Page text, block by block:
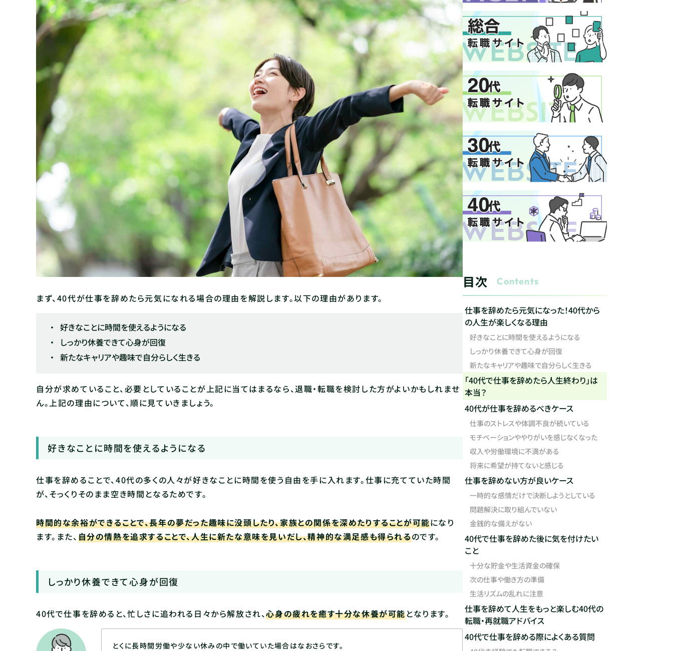
まず、40代が仕事を辞めたら元気になれる場合の理由を解説します。以下の理由があります。
好きなことに時間を使えるようになる
しっかり休養できて心身が回復
新たなキャリアや趣味で自分らしく生きる
自分が求めていること、必要としていることが上記に当てはまるなら、退職・転職を検討した方がよいかもしれませ
ん。上記の理由について、順に見ていきましょう。
好きなことに時間を使えるようになる
仕事を辞めることで、40代の多くの人々が好きなことに時間を使う自由を手に入れます。仕事に充てていた時間
が、そっくりそのまま空き時間となるためです。
時間的な余裕ができることで、長年の夢だった趣味に没頭したり、家族との関係を深めたりすることが可能になり
ます。また、自分の情熱を追求することで、人生に新たな意味を見いだし、精神的な満足感も得られるのです。
しっかり休養できて心身が回復
40代で仕事を辞めると、忙しさに追われる日々から解放され、心身の疲れを癒す十分な休養が可能となります。
とくに長時間労働や少ない休みの中で働いていた場合はなおさらです。
目次 Contents
仕事を辞めたら元気になった！40代から
の人生が楽しくなる理由
好きなことに時間を使えるようになる
しっかり休養できて心身が回復
新たなキャリアや趣味で自分らしく生きる
「40代で仕事を辞めたら人生終わり」は
本当？
40代が仕事を辞めるべきケース
仕事のストレスや体調不良が続いている
モチベーションややりがいを感じなくなった
収入や労働環境に不満がある
将来に希望が持てないと感じる
仕事を辞めない方が良いケース
一時的な感情だけで決断しようとしている
問題解決に取り組んでいない
金銭的な備えがない
40代で仕事を辞めた後に気を付けたい
こと
十分な貯金や生活資金の確保
次の仕事や働き方の準備
生活リズムの乱れに注意
仕事を辞めて人生をもっと楽しむ40代の
転職・再就職アドバイス
40代で仕事を辞める際によくある質問